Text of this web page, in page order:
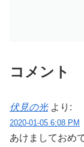
コメント
伏見の光 より:
2020-01-05 6:08 PM
あけましておめ